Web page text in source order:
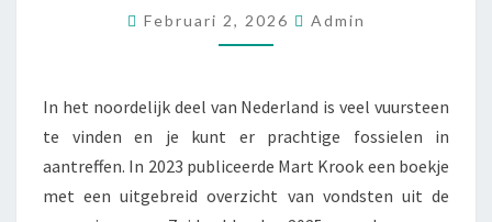
VUURSTEENFOSSIELEN
Februari 2, 2026 Admin
In het noordelijk deel van Nederland is veel vuursteen
te vinden en je kunt er prachtige fossielen in
aantreffen. In 2023 publiceerde Mart Krook een boekje
met een uitgebreid overzicht van vondsten uit de